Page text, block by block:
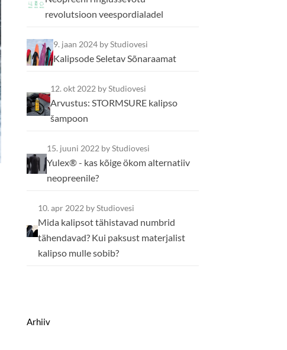
revolutsioon veespordialadel
9. jaan 2024 by Studiovesi
Kalipsode Seletav Sõnaraamat
12. okt 2022 by Studiovesi
Arvustus: STORMSURE kalipso
šampoon
15. juuni 2022 by Studiovesi
Yulex® - kas kõige ökom alternatiiv
neopreenile?
10. apr 2022 by Studiovesi
Mida kalipsot tähistavad numbrid
tähendavad? Kui paksust materjalist
kalipso mulle sobib?
Arhiiv